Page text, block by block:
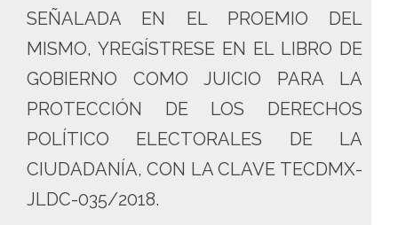
SEÑALADA EN EL PROEMIO DEL
MISMO, YREGÍSTRESE EN EL LIBRO DE
GOBIERNO COMO JUICIO PARA LA
PROTECCIÓN DE LOS DERECHOS
POLÍTICO ELECTORALES DE LA
CIUDADANÍA, CON LA CLAVE TECDMX-
JLDC-035/2018.